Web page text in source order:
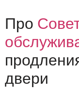
Про
двери